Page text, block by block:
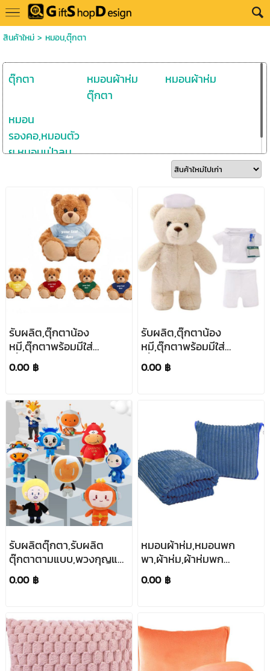
สินค้าใหม่> หมอน,ตุ๊กตา
ตุ๊กตา
หมอนผ้าห่ม
ตุ๊กตา
หมอนผ้าห่ม
หมอน
รองคอ,หมอนตัว
ยู,หมอนเป่าลม
รับผลิต,ตุ๊กตาน้อง
หมี,ตุ๊กตาพร้อมมีใส่
เสื้อ,ตุ๊กตาหมีสกรีน
โลโก้,ตุ๊กตาหมีของ
หมี,ของขวัญ,ของแจก
0.00 ฿
รับผลิต,ตุ๊กตาน้อง
หมี,ตุ๊กตาพร้อมมีใส่
เสื้อ,ตุ๊กตาหมีสกรีน
โลโก้,ตุ๊กตาหมีของ
0.00 ฿
รับผลิตตุ๊กตา,รับผลิต
ตุ๊กตาตามแบบ,พวงกุญแจ
ตุ๊กตา,ราคาพิเศษ,สกรีน
โลโก้,ขนาด12cm,ขนาด20cm
0.00 ฿
หมอนผ้าห่ม,หมอนพก
พา,ผ้าห่ม,ผ้าห่มพก
พา,หมอนผ้าห่ม
สกรีน,ขนาด120*150cm
0.00 ฿